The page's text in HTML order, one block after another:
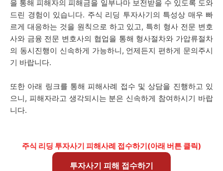
을 통해 피해자의 피해금을 일부나마 보전받을 수 있도록 도와
드린 경험이 있습니다. 주식 리딩 투자사기의 특성상 매우 빠
르게 대응하는 것을 원칙으로 하고 있고, 특히 형사 전문 변호
사와 금융 전문 변호사의 협업을 통해 형사절차와 가압류절차
의 동시진행이 신속하게 가능하니, 언제든지 편하게 문의주시
기 바랍니다.
또한 아래 링크를 통해 피해사례 접수 및 상담을 진행하고 있
으니, 피해자라고 생각되시는 분은 신속하게 참여하시기 바랍
니다.
주식 리딩 투자사기 피해사례 접수하기(아래 버튼 클릭)
투자사기 피해 접수하기